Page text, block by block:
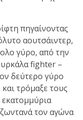
πηγαίνοντας
αουτσάιντερ,
γύρο, από την
fighter –
δεύτερο γύρο
τρόμαξε τους
τον αγώνα